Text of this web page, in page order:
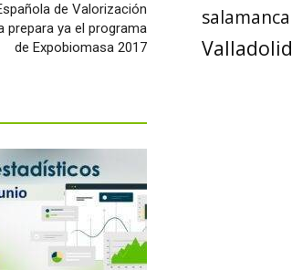
de Valorización
prepara ya el programa
de Expobiomasa 2017
salamanca
Valladolid